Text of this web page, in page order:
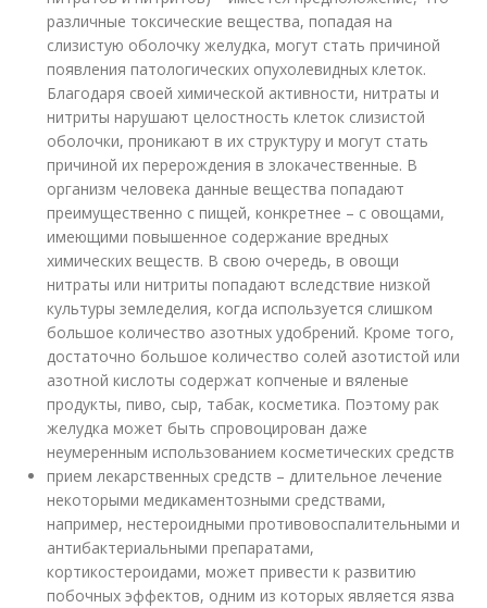
различные токсические вещества, попадая на
слизистую оболочку желудка, могут стать причиной
появления патологических опухолевидных клеток.
Благодаря своей химической активности, нитраты и
нитриты нарушают целостность клеток слизистой
оболочки, проникают в их структуру и могут стать
причиной их перерождения в злокачественные. В
организм человека данные вещества попадают
преимущественно с пищей, конкретнее – с овощами,
имеющими повышенное содержание вредных
химических веществ. В свою очередь, в овощи
нитраты или нитриты попадают вследствие низкой
культуры земледелия, когда используется слишком
большое количество азотных удобрений. Кроме того,
достаточно большое количество солей азотистой или
азотной кислоты содержат копченые и вяленые
продукты, пиво, сыр, табак, косметика. Поэтому рак
желудка может быть спровоцирован даже
неумеренным использованием косметических средств
прием лекарственных средств – длительное лечение
некоторыми медикаментозными средствами,
например, нестероидными противовоспалительными и
антибактериальными препаратами,
кортикостероидами, может привести к развитию
побочных эффектов, одним из которых является язва